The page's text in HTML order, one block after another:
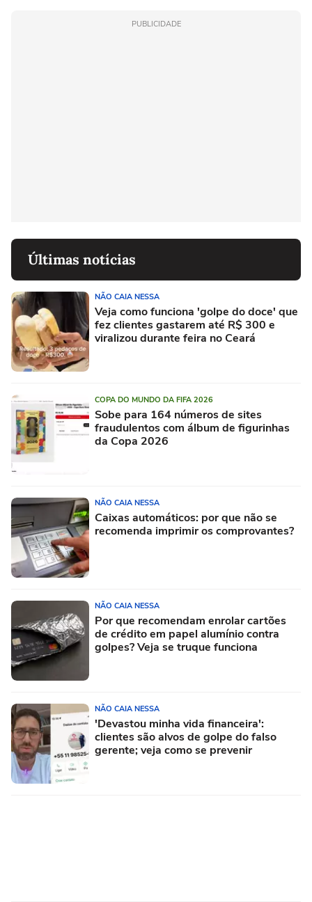
PUBLICIDADE
Últimas notícias
NÃO CAIA NESSA
Veja como funciona 'golpe do doce' que
fez clientes gastarem até R$ 300 e
viralizou durante feira no Ceará
COPA DO MUNDO DA FIFA 2026
Sobe para 164 números de sites
fraudulentos com álbum de figurinhas
da Copa 2026
NÃO CAIA NESSA
Caixas automáticos: por que não se
recomenda imprimir os comprovantes?
NÃO CAIA NESSA
Por que recomendam enrolar cartões
de crédito em papel alumínio contra
golpes? Veja se truque funciona
NÃO CAIA NESSA
'Devastou minha vida financeira':
clientes são alvos de golpe do falso
gerente; veja como se prevenir